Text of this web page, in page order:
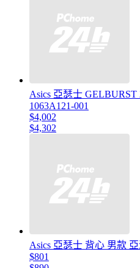
Asics 亞瑟士
1063A121-001
$4,002
$4,302
Asics 亞瑟士 背心 男款
$801